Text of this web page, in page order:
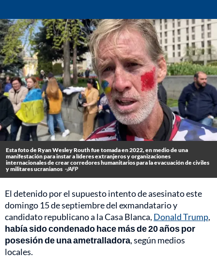
Esta foto de Ryan Wesley Routh fue tomada en 2022, en medio de una
manifestación para instar a líderes extranjeros y organizaciones
internacionales de crear corredores humanitarios para la evacuación de civiles
y militares ucranianos -/AFP
El detenido por el supuesto intento de asesinato este
domingo 15 de septiembre del exmandatario y
candidato republicano a la Casa Blanca, Donald Trump,
había sido condenado hace más de 20 años por
posesión de una ametralladora, según medios
locales.